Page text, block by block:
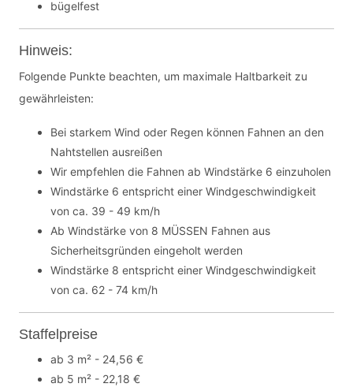
bügelfest
Hinweis:
Folgende Punkte beachten, um maximale Haltbarkeit zu
gewährleisten:
Bei starkem Wind oder Regen können Fahnen an den
Nahtstellen ausreißen
Wir empfehlen die Fahnen ab Windstärke 6 einzuholen
Windstärke 6 entspricht einer Windgeschwindigkeit
von ca. 39 - 49 km/h
Ab Windstärke von 8 MÜSSEN Fahnen aus
Sicherheitsgründen eingeholt werden
Windstärke 8 entspricht einer Windgeschwindigkeit
von ca. 62 - 74 km/h
Staffelpreise
ab 3 m² - 24,56 €
ab 5 m² - 22,18 €